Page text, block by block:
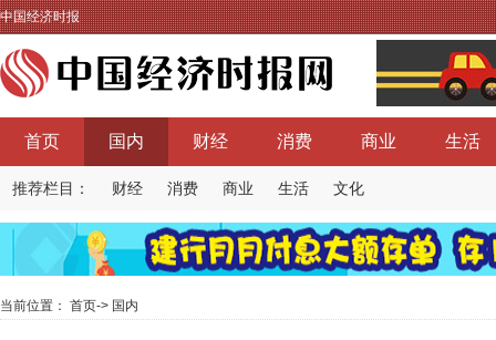
中国经济时报
首页 国内 财经 消费 商业 生活
推荐栏目： 财经 消费 商业 生活 文化
当前位置： 首页-> 国内